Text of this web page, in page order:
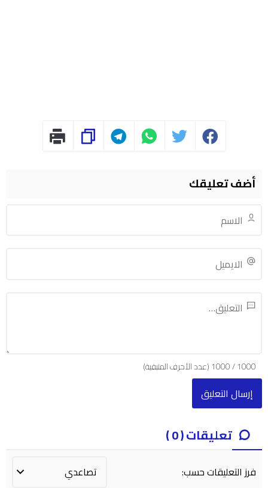
أضف تعليقك
1000
/
1000(عدد الأحرف المتبقية)
تعليقات ( 0 )
فرز التعليقات حسب: